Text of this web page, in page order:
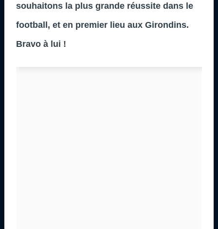
souhaitons la plus grande réussite dans le
football, et en premier lieu aux Girondins.
Bravo à lui !